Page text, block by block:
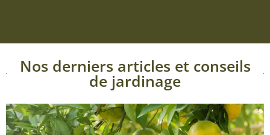
Nos derniers articles et conseils
de jardinage